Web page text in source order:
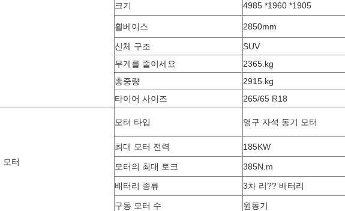
크기
4985 *1960 *1905
휠베이스 2850mm
신체 구조
SUV
무게를 줄이세요
2365.kg
총중량
2915.kg
타이어 사이즈
265/65 R18
모터
모터 타입 영구 자석 동기 모터
최대 모터 전력 185KW
모터의 최대 토크
385N.m
배터리 종류
3차 리?? 배터리
구동 모터 수 원동기